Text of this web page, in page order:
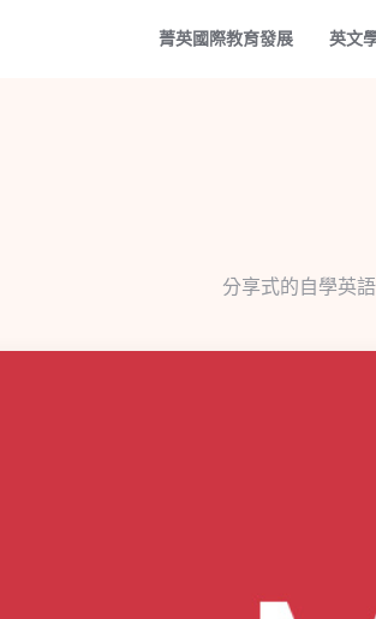
菁英國際教育發展 英文
分享式的自學英